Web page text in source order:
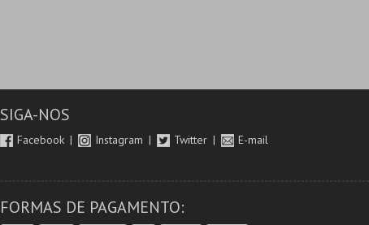
SIGA-NOS
Facebook Instagram Twitter E-mail
FORMAS DE PAGAMENTO: